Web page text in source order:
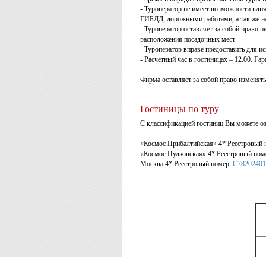
- Туроператор не имеет возможности
ГИБДД, дорожными работами, а так же на
- Туроператор оставляет за собой право
расположения посадочных мест
- Туроператор вправе предоставить для
- Расчетный час в гостиницах – 12.00.
Фирма оставляет за собой право
Гостиницы по туру
С классификацией гостиниц Вы можете
«Космос Прибалтийская» 4*
«Космос Пулковская» 4* Реестровый
Москва 4* Реестровый номер: